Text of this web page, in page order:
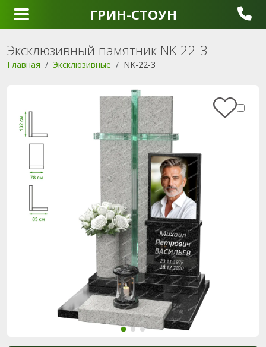
ГРИН-СТОУН
Эксклюзивный памятник NK-22-3
Главная Эксклюзивные NK-22-3